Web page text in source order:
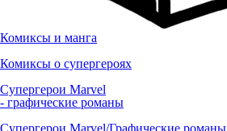
Комиксы и манга
Комиксы о супергероях
Супергерои Marvel
- графические романы
Супергерои Marvel/Графические романы